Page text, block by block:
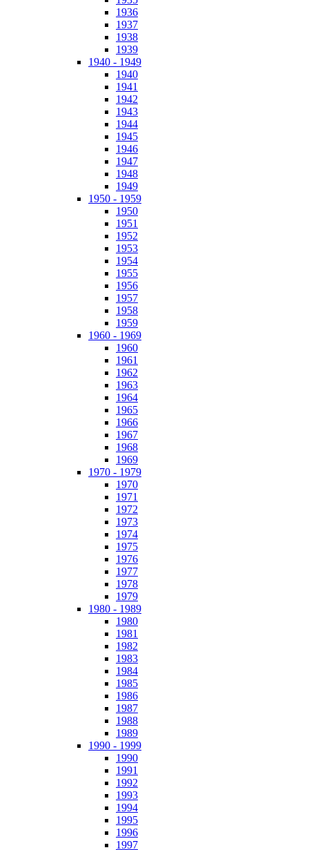
1936
1937
1938
1939
1940 - 1949
1940
1941
1942
1943
1944
1945
1946
1947
1948
1949
1950 - 1959
1950
1951
1952
1953
1954
1955
1956
1957
1958
1959
1960 - 1969
1960
1961
1962
1963
1964
1965
1966
1967
1968
1969
1970 - 1979
1970
1971
1972
1973
1974
1975
1976
1977
1978
1979
1980 - 1989
1980
1981
1982
1983
1984
1985
1986
1987
1988
1989
1990 - 1999
1990
1991
1992
1993
1994
1995
1996
1997